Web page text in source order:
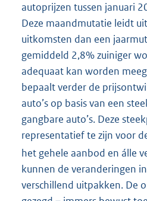
autoprijzen tussen januari
Deze maandmutatie leidt
uitkomsten dan een
gemiddeld 2,8% zuiniger
adequaat kan worden
bepaalt verder de
auto’s op basis van een
gangbare auto’s. Deze
representatief te zijn voor
het gehele aanbod en álle
kunnen de veranderingen
verschillend uitpakken. De